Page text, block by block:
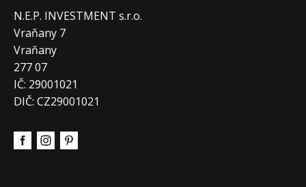
N.E.P. INVESTMENT s.r.o.
Vraňany 7
Vraňany
277 07
IČ: 29001021
DIČ: CZ29001021